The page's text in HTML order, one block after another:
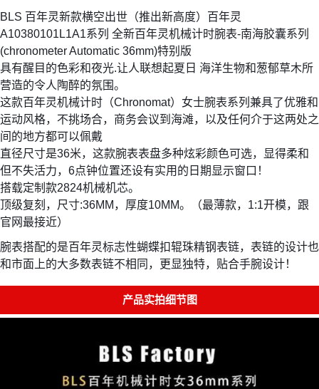
BLS 百年灵新款横空出世（推出新高度）百年灵
A10380101L1A1系列 全新百年灵机械计时腕表-南海胶囊系列
(chronometer Automatic 36mm)特别版
具有醒目的色彩和夜光.让人联想起夏日 海洋生物和葱郁草木所
营造的令人陶醉的氛围。
这款百年灵机械计时（Chronomat）女士腕表系列兼具了优雅和
运动风格，不挑场合，商务会议到海滩，以及任何介于这两处之
间的地方都可以佩戴
直径尺寸是36米，这款腕表表盘多种炫彩颜色可选，显得柔和
但不失活力，6点钟位置还设有实用的日期显示窗口！
搭载定制款2824机械机芯。
顶级复刻，尺寸:36MM，厚度10MM。（最薄款，1:1开模，跟
官网最接近）
腕表搭配的是百年灵标志性蝴蝶扣辊珠精钢表链，表链的设计也
和市面上的大多数表链不相同，更显独特，贴合手腕设计！
产品实拍细节图